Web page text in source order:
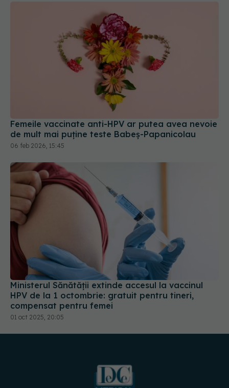
Femeile vaccinate anti-HPV ar putea avea nevoie
de mult mai puține teste Babeș-Papanicolau
06 feb 2026, 15:45
Ministerul Sănătății extinde accesul la vaccinul
HPV de la 1 octombrie: gratuit pentru tineri,
compensat pentru femei
01 oct 2025, 20:05